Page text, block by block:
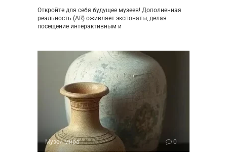
Откройте для себя будущее музеев! Дополненная
реальность (AR) оживляет экспонаты, делая
посещение интерактивным и
Музеи мира 0